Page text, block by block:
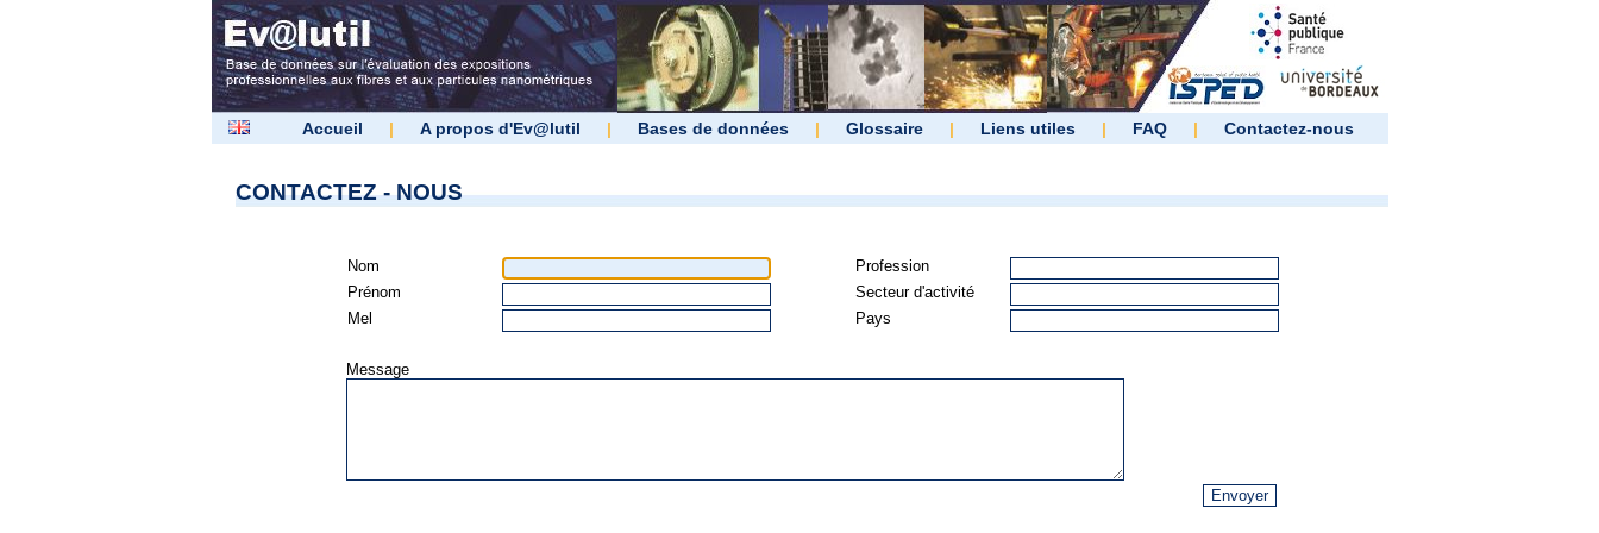
Accueil | A propos d'Ev@lutil | Bases de données | Glossaire | Liens utiles | FAQ | Contactez-nous
CONTACTEZ - NOUS
Profession
Secteur d'activité
Pays
Nom
Prénom
Mel
Message